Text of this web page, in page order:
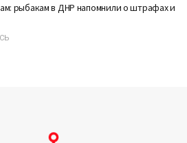
рыбакам в ДНР напомнили о штрафах и